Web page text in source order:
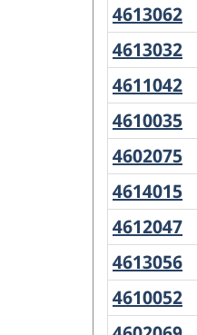
des
secteurs
selon
la
province
et
le
-
4613062
4
4613032
4611042
4610035
4602075
4614015
4612047
4613056
4610052